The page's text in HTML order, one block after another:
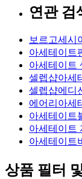
연관 검
보르고세시
아세테이트
아세테이트
셀렙샵아세
셀렙샵에디
에어리아세
아세테이트
아세테이트
아세테이트
상품 필터